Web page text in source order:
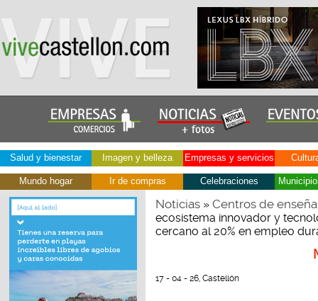
Salud y bienestar Imagen y belleza Empresas y servicios
Mundo hogar Ir de compras Celebraciones
Noticias» Centros de
ecosistema innovador y
cercano al 20% en empleo
17 - 04 - 26, Castellón